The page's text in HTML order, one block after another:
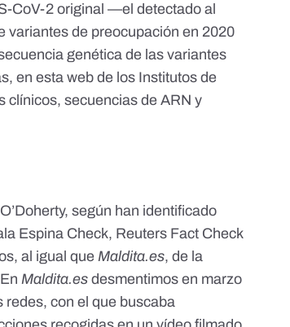
CoV-2 original —el detectado al
variantes de preocupación en 2020
genética de las variantes
enesta web de los Institutos de
clínicos, secuencias de ARN y
según han identificado
Espina Check, Reuters Fact Check
al igual queMaldita.es, de la
Maldita.es desmentimos en marzo
redes, con el que buscaba